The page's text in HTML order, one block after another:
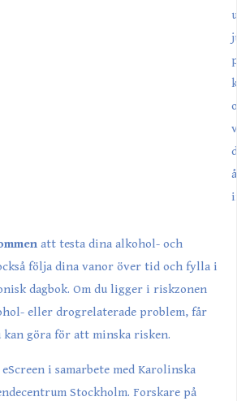
att testa dina alkohol- och
följa dina vanor över tid och fylla i
dagbok. Om du ligger i riskzonen
eller drogrelaterade problem, får
kan göra för att minska risken.
i samarbete med Karolinska
Stockholm. Forskare på